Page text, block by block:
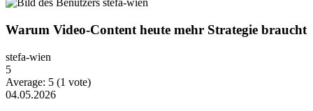
Warum Video-Content heute mehr Strategie braucht
stefa-wien
5
Average: 5 (1 vote)
04.05.2026